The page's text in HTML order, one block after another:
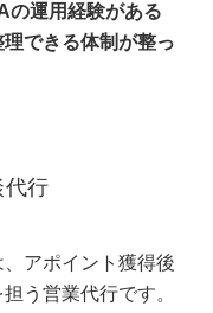
の運用経験がある
できる体制が整っ
代行
アポイント獲得後
う営業代行です。